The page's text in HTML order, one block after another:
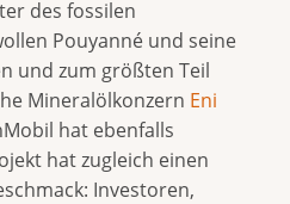
des fossilen
Pouyanné und seine
und zum größten Teil
Mineralölkonzern Eni
hat ebenfalls
hat zugleich einen
Investoren,